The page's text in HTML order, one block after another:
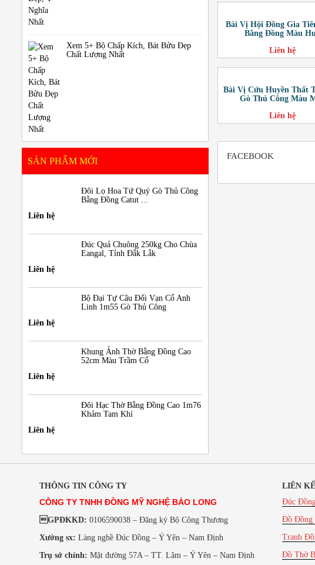
Bài Vị Hội Đồng Gia
Bằng Đồng Màu
Liên hệ
Bài Vị Cửu Huyền Thất
Gò Thủ Công Màu
Liên hệ
FACEBOOK
Xem 5+ Bộ Chấp Kích, Bát Bửu Đẹp
Chất Lượng Nhất
SẢN PHẨM MỚI
Đôi Lọ Hoa Tứ Quý Gò Thủ Công
Bằng Đồng Catut ...
Liên hệ
Đúc Quả Chuông 250kg Cho Chùa
Eangal, Tỉnh Đắk Lắk
Liên hệ
Bộ Đại Tự Câu Đối Vạn Cổ Anh
Linh 1m55 Gò Thủ Công
Liên hệ
Khung Ảnh Thờ Bằng Đồng Cao
52cm Màu Trầm Cổ
Liên hệ
Đôi Hạc Thờ Bằng Đồng Cao 1m76
Khảm Tam Khí
Liên hệ
THÔNG TIN CÔNG TY
CÔNG TY TNHH ĐỒNG MỸ NGHỆ BẢO LONG
GPĐKKD: 0106590038 – Đăng ký Bộ Công Thương
Xưởng sx: Làng nghề Đúc Đồng – Ý Yên – Nam Định
Trụ sở chính: Mặt đường 57A – TT. Lâm – Ý Yên – Nam Định
LIÊN
Đúc
Đồ Đồng
Tranh
Đồ Thờ